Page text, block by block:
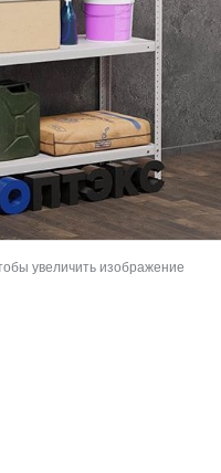
увеличить изображение